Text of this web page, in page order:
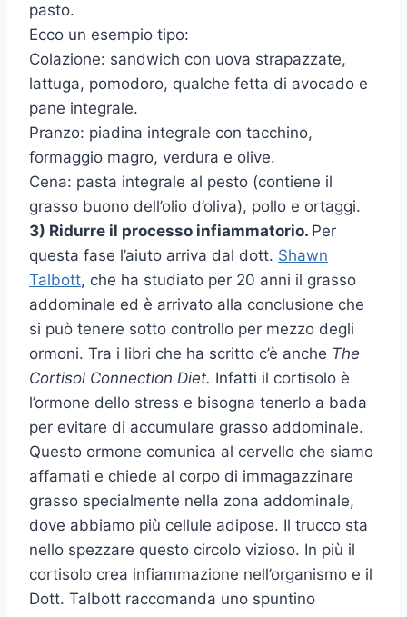
pasto.
Ecco un esempio tipo:
Colazione: sandwich con uova strapazzate,
lattuga, pomodoro, qualche fetta di avocado e
pane integrale.
Pranzo: piadina integrale con tacchino,
formaggio magro, verdura e olive.
Cena: pasta integrale al pesto (contiene il
grasso buono dell’olio d’oliva), pollo e ortaggi.
3) Ridurre il processo infiammatorio. Per
questa fase l’aiuto arriva dal dott. Shawn
Talbott, che ha studiato per 20 anni il grasso
addominale ed è arrivato alla conclusione che
si può tenere sotto controllo per mezzo degli
ormoni. Tra i libri che ha scritto c’è anche The
Cortisol Connection Diet. Infatti il cortisolo è
l’ormone dello stress e bisogna tenerlo a bada
per evitare di accumulare grasso addominale.
Questo ormone comunica al cervello che siamo
affamati e chiede al corpo di immagazzinare
grasso specialmente nella zona addominale,
dove abbiamo più cellule adipose. Il trucco sta
nello spezzare questo circolo vizioso. In più il
cortisolo crea infiammazione nell’organismo e il
Dott. Talbott raccomanda uno spuntino